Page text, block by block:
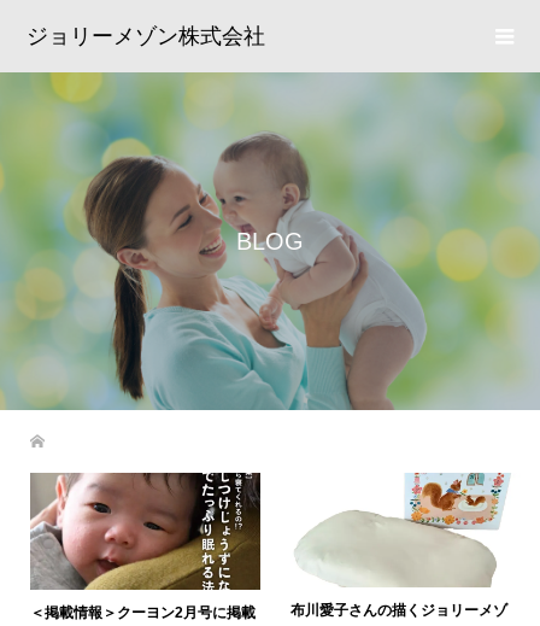
ジョリーメゾン株式会社
BLOG
＜掲載情報＞クーヨン2月号に掲載
布川愛子さんの描くジョリーメゾ